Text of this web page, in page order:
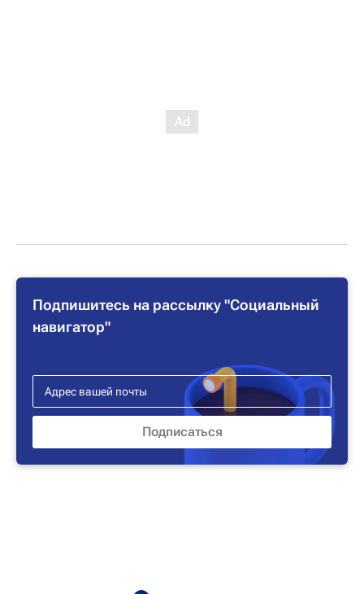
Подпишитесь на рассылку "Социальный
навигатор"